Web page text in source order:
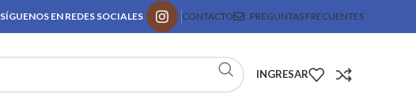
SÍGUENOS EN REDES SOCIALES CONTACTO PREGUNTAS FRECUENTES
INGRESAR